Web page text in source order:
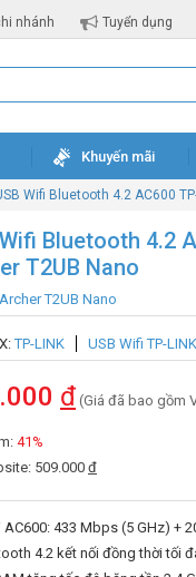
nhánh Tuyển dụng
Khuyến mãi
Wifi Bluetooth 4.2 AC600
Bluetooth 4.2
T2UB Nano
Archer T2UB Nano
TP-LINK USB Wifi TP-LINK
đ (Giá đã bao gồm
41%
509.000 đ
AC600: 433 Mbps (5 GHz) +
4.2 kết nối đồng thời tối